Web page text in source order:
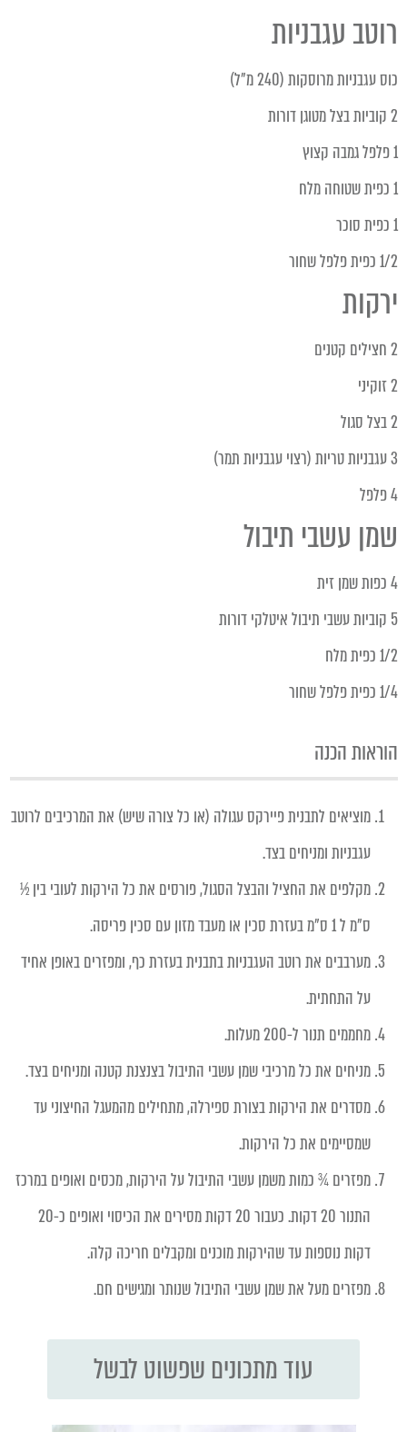
רוטב עגבניות
כוס עגבניות מרוסקות (240 מ"ל)
2 קוביות בצל מטוגן דורות
1 פלפל גמבה קצוץ
1 כפית שטוחה מלח
1 כפית סוכר
1/2 כפית פלפל שחור
ירקות
2 חצילים קטנים
2 זוקיני
2 בצל סגול
3 עגבניות טריות (רצוי עגבניות תמר)
4 פלפל
שמן עשבי תיבול
4 כפות שמן זית
5 קוביות עשבי תיבול איטלקי דורות
1/2 כפית מלח
1/4 כפית פלפל שחור
הוראות הכנה
מוציאים לתבנית פיירקס עגולה (או כל צורה שיש) את המרכיבים לרוטב
עגבניות ומניחים בצד.
מקלפים את החציל והבצל הסגול, פורסים את כל הירקות לעובי בין ½
ס"מ ל 1 ס"מ בעזרת סכין או מעבד מזון עם סכין פריסה.
מערבבים את רוטב העגבניות בתבנית בעזרת כף, ומפזרים באופן אחיד
על התחתית.
מחממים תנור ל-200 מעלות.
מניחים את כל מרכיבי שמן עשבי התיבול בצנצנת קטנה ומניחים בצד.
מסדרים את הירקות בצורת ספירלה, מתחילים מהמעגל החיצוני עד
שמסיימים את כל הירקות.
מפזרים ¾ כמות משמן עשבי התיבול על הירקות, מכסים ואופים במרכז
התנור 20 דקות. כעבור 20 דקות מסירים את הכיסוי ואופים כ-20
דקות נוספות עד שהירקות מוכנים ומקבלים חריכה קלה.
מפזרים מעל את שמן עשבי התיבול שנותר ומגישים חם.
עוד מתכונים שפשוט לבשל